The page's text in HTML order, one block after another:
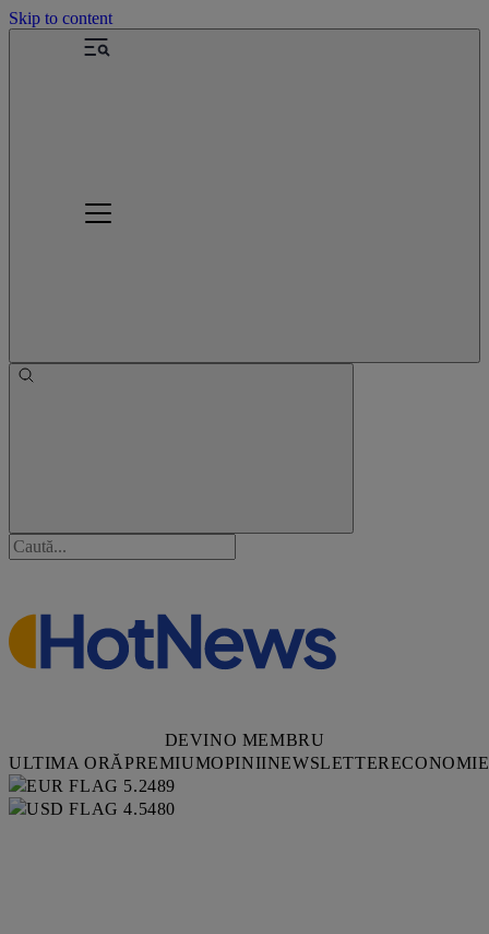
Skip to content
DEVINO MEMBRU
ULTIMA ORĂPREMIUMOPINIINEWSLETTERECONOMIE
5.2489
4.5480